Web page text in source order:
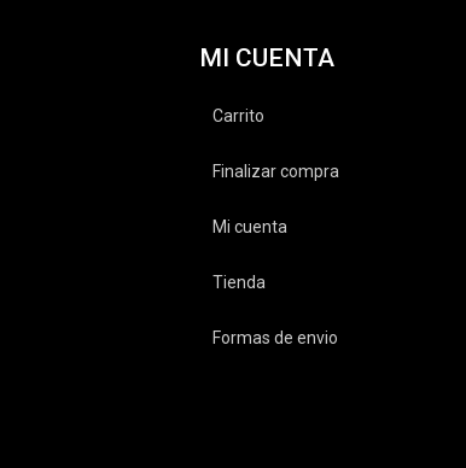
MI CUENTA
Carrito
Finalizar compra
Mi cuenta
Tienda
Formas de envio